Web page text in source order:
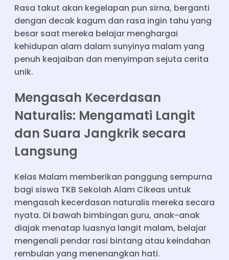
Rasa takut akan kegelapan pun sirna, berganti
dengan decak kagum dan rasa ingin tahu yang
besar saat mereka belajar menghargai
kehidupan alam dalam sunyinya malam yang
penuh keajaiban dan menyimpan sejuta cerita
unik.
Mengasah Kecerdasan
Naturalis: Mengamati Langit
dan Suara Jangkrik secara
Langsung
Kelas Malam memberikan panggung sempurna
bagi siswa TKB Sekolah Alam Cikeas untuk
mengasah kecerdasan naturalis mereka secara
nyata. Di bawah bimbingan guru, anak-anak
diajak menatap luasnya langit malam, belajar
mengenali pendar rasi bintang atau keindahan
rembulan yang menenangkan hati.